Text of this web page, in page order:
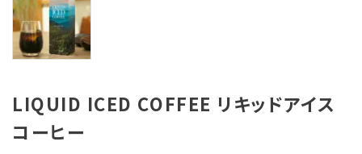
LIQUID ICED COFFEE リキッドアイス
コーヒー